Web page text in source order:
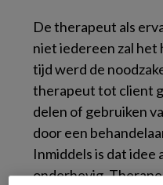
De therapeut als
niet iedereen zal het
tijd werd de
therapeut tot client
delen of gebruiken
door een
Inmiddels is dat idee
onderhevig.